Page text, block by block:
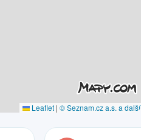
Leaflet | © Seznam.cz a.s. a další